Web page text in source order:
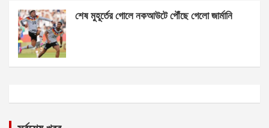
শেষ মুহূর্তের গোলে নকআউটে পৌঁছে গেলো জার্মানি